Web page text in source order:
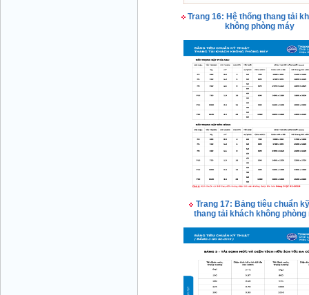
Trang 16: Hệ thống thang tải
không phòng máy
Trang 17: Bảng tiêu chuẩn
thang tải khách không phòng